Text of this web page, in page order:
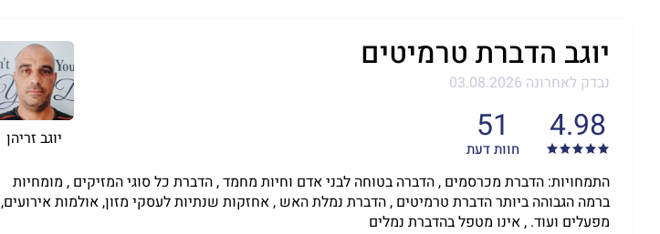
יוגב זריהן
יוגב הדברת טרמיטים
נבדק לאחרונה 03.08.2026
4.98
51
חוות דעת
התמחויות: הדברת מכרסמים , הדברה בטוחה לבני אדם וחיות מחמד , הדברת כל סוגי המזיקים , מומחיות
ברמה הגבוהה ביותר הדברת טרמיטים , הדברת נמלת האש , אחזקות שנתיות לעסקי מזון, אולמות אירועים,
מפעלים ועוד. , אינו מטפל בהדברת נמלים